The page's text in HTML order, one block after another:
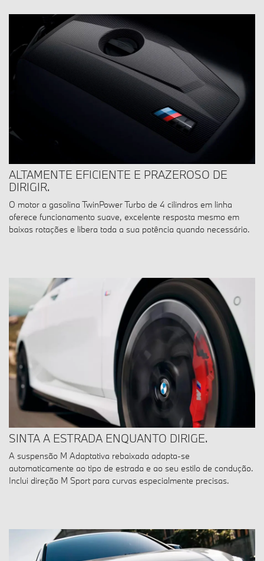
ALTAMENTE EFICIENTE E PRAZEROSO DE
DIRIGIR.
O motor a gasolina TwinPower Turbo de 4 cilindros em linha
oferece funcionamento suave, excelente resposta mesmo em
baixas rotações e libera toda a sua potência quando necessário.
SINTA A ESTRADA ENQUANTO DIRIGE.
A suspensão M Adaptativa rebaixada adapta-se
automaticamente ao tipo de estrada e ao seu estilo de condução.
Inclui direção M Sport para curvas especialmente precisas.